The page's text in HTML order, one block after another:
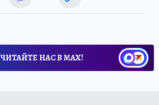
ЧИТАЙТЕ НАС В МАХ!